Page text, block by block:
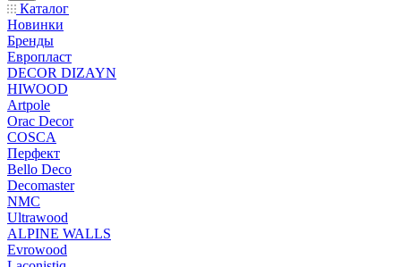
Каталог
Новинки
Бренды
Европласт
DECOR DIZAYN
HIWOOD
Artpole
Orac Decor
COSCA
Перфект
Bello Deco
Decomaster
NMС
Ultrawood
ALPINE WALLS
Evrowood